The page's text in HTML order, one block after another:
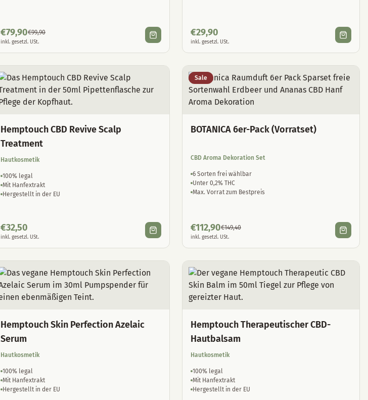
€79,90€99,90
inkl. gesetzl. USt.
€29,90
inkl. gesetzl. USt.
Hemptouch CBD Revive Scalp
Treatment
Hautkosmetik
100% legal
Mit Hanfextrakt
Hergestellt in der EU
€32,50
inkl. gesetzl. USt.
Sale
BOTANICA 6er-Pack (Vorratset)
CBD Aroma Dekoration Set
6 Sorten frei wählbar
Unter 0,2% THC
Max. Vorrat zum Bestpreis
€112,90€149,40
inkl. gesetzl. USt.
Hemptouch Skin Perfection Azelaic
Serum
Hautkosmetik
100% legal
Mit Hanfextrakt
Hergestellt in der EU
Hemptouch Therapeutischer CBD-
Hautbalsam
Hautkosmetik
100% legal
Mit Hanfextrakt
Hergestellt in der EU